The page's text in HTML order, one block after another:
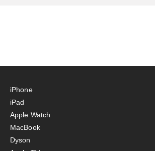
iPhone
iPad
Apple Watch
MacBook
Dyson